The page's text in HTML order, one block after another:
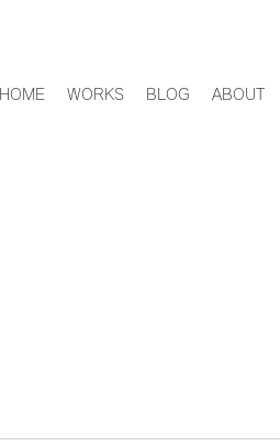
HOME WORKS BLOG ABOUT